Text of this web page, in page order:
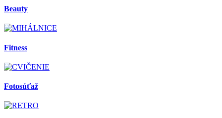
Beauty
Fitness
Fotosúťaž